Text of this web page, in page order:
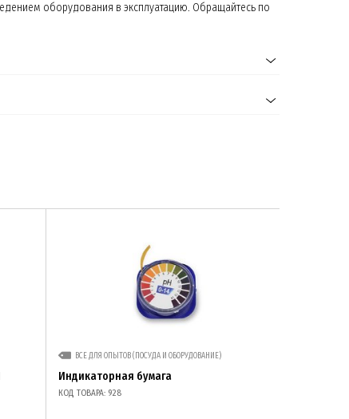
оборудования в эксплуатацию. Обращайтесь по
ВСЕ ДЛЯ ОПЫТОВ (ПОСУДА И ОБОРУДОВАНИЕ)
Индикаторная бумага
КОД ТОВАРА: 928